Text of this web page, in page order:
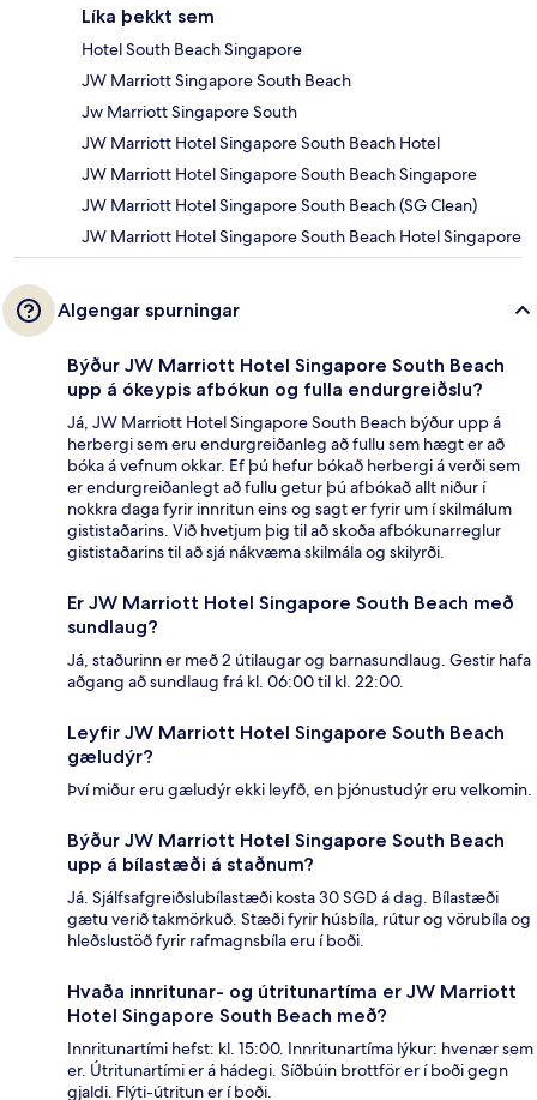
Líka þekkt sem
Hotel South Beach Singapore
JW Marriott Singapore South Beach
Jw Marriott Singapore South
JW Marriott Hotel Singapore South Beach Hotel
JW Marriott Hotel Singapore South Beach Singapore
JW Marriott Hotel Singapore South Beach (SG Clean)
JW Marriott Hotel Singapore South Beach Hotel Singapore
Algengar spurningar
Býður JW Marriott Hotel Singapore South Beach
upp á ókeypis afbókun og fulla endurgreiðslu?
Já, JW Marriott Hotel Singapore South Beach býður upp á
herbergi sem eru endurgreiðanleg að fullu sem hægt er að
bóka á vefnum okkar. Ef þú hefur bókað herbergi á verði sem
er endurgreiðanlegt að fullu getur þú afbókað allt niður í
nokkra daga fyrir innritun eins og sagt er fyrir um í skilmálum
gististaðarins. Við hvetjum þig til að skoða afbókunarreglur
gististaðarins til að sjá nákvæma skilmála og skilyrði.
Er JW Marriott Hotel Singapore South Beach með
sundlaug?
Já, staðurinn er með 2 útilaugar og barnasundlaug. Gestir hafa
aðgang að sundlaug frá kl. 06:00 til kl. 22:00.
Leyfir JW Marriott Hotel Singapore South Beach
gæludýr?
Því miður eru gæludýr ekki leyfð, en þjónustudýr eru velkomin.
Býður JW Marriott Hotel Singapore South Beach
upp á bílastæði á staðnum?
Já. Sjálfsafgreiðslubílastæði kosta 30 SGD á dag. Bílastæði
gætu verið takmörkuð. Stæði fyrir húsbíla, rútur og vörubíla og
hleðslustöð fyrir rafmagnsbíla eru í boði.
Hvaða innritunar- og útritunartíma er JW Marriott
Hotel Singapore South Beach með?
Innritunartími hefst: kl. 15:00. Innritunartíma lýkur: hvenær sem
er. Útritunartími er á hádegi. Síðbúin brottför er í boði gegn
gjaldi. Flýti-útritun er í boði.